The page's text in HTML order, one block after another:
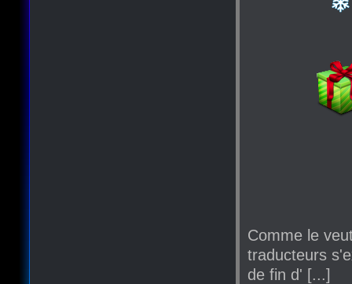
Comme le
traducteurs
de fin d' [...]